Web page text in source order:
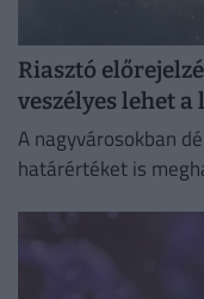
Riasztó
veszélyes lehet
A nagyvárosokban
határértéket is